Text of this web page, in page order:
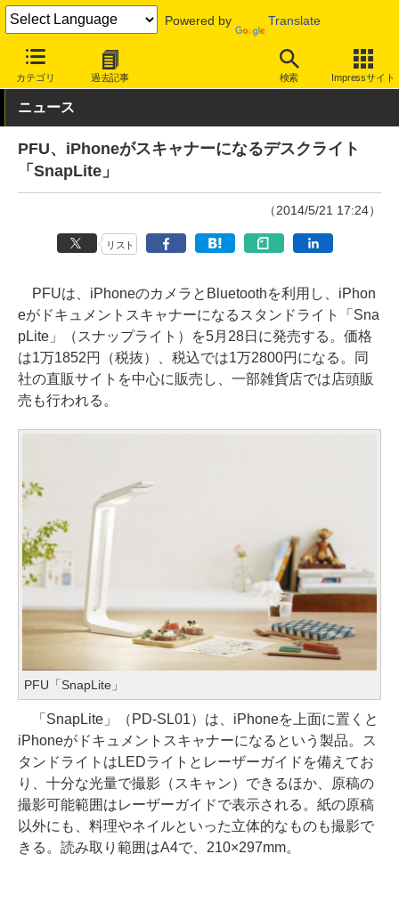
Powered by Translate
カテゴリ 過去記事 検索 Impressサイト
INTERNET Watch ハードウェア
ニュース
PFU、iPhoneがスキャナーになるデスクライト
「SnapLite」
（2014/5/21 17:24）
リスト
PFUは、iPhoneのカメラとBluetoothを利用し、iPhon
eがドキュメントスキャナーになるスタンドライト「Sna
pLite」（スナップライト）を5月28日に発売する。価格
は1万1852円（税抜）、税込では1万2800円になる。同
社の直販サイトを中心に販売し、一部雑貨店では店頭販
売も行われる。
PFU「SnapLite」
「SnapLite」（PD-SL01）は、iPhoneを上面に置くと
iPhoneがドキュメントスキャナーになるという製品。ス
タンドライトはLEDライトとレーザーガイドを備えてお
り、十分な光量で撮影（スキャン）できるほか、原稿の
撮影可能範囲はレーザーガイドで表示される。紙の原稿
以外にも、料理やネイルといった立体的なものも撮影で
きる。読み取り範囲はA4で、210×297mm。